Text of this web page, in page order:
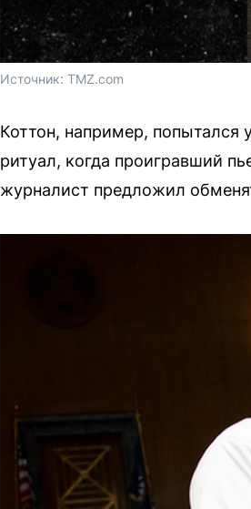
Источник: TMZ.com
Коттон, например, попытался
ритуал, когда проигравший
журналист предложил